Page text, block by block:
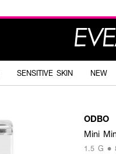
SENSITIVE SKIN NEW
ODBO
Mini
1.5 G •